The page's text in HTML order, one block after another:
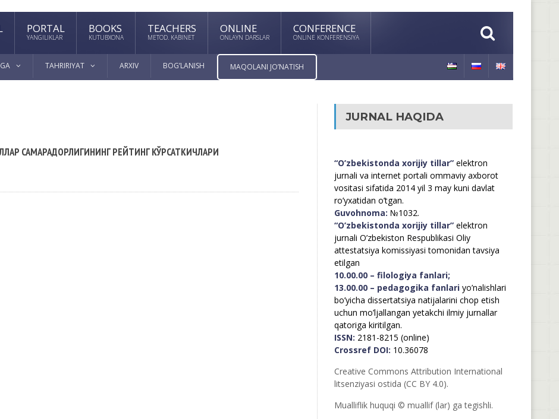
PORTAL
YANGILIKLAR
BOOKS
KUTUBXONA
TEACHERS
METOD. KABINET
ONLINE
ONLAYN DARSLAR
CONFERENCE
ONLINE KONFERENSIYA
TAHRIRIYAT ARXIV BOG’LANISH MAQOLANI JO’NATISH
САМАРАДОРЛИГИНИНГ РЕЙТИНГ КЎРСАТКИЧЛАРИ
JURNAL HAQIDA
“O’zbekistonda xorijiy tillar”elektron
jurnali va internet portali ommaviy axborot
vositasi sifatida 2014 yil 3 may kuni davlat
ro’yxatidan o’tgan.
Guvohnoma: №1032.
“O’zbekistonda xorijiy tillar”elektron
jurnali O’zbekiston Respublikasi Oliy
attestatsiya komissiyasi tomonidan tavsiya
etilgan
10.00.00 – filologiya fanlari;
13.00.00 – pedagogika fanlariyo’nalishlari
bo’yicha dissertatsiya natijalarini chop etish
uchun mo’ljallangan yetakchi ilmiy jurnallar
qatoriga kiritilgan.
ISSN: 2181-8215 (online)
Crossref DOI: 10.36078
Creative Commons Attribution International
litsenziyasi ostida (CC BY 4.0).
Mualliflik huquqi © muallif (lar) ga tegishli.